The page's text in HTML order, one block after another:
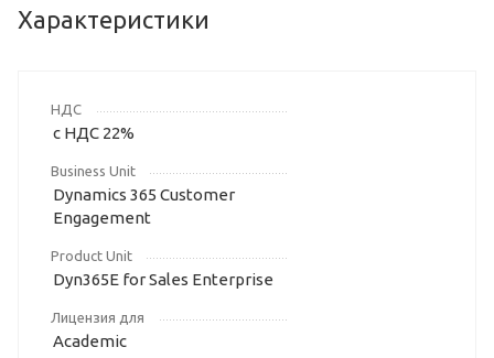
Характеристики
НДС
с НДС 22%
Business Unit
Dynamics 365 Customer
Engagement
Product Unit
Dyn365E for Sales Enterprise
Лицензия для
Academic